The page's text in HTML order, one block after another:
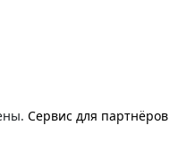
Сервис для партнёров